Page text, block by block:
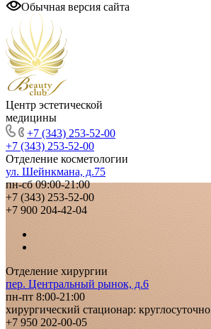
Обычная версия сайта
Центр эстетической
медицины
+7 (343) 253-52-00
+7 (343) 253-52-00
Отделение косметологии
ул. Шейнкмана, д.75
пн-сб 09:00-21:00
+7 (343) 253-52-00
+7 900 204-42-04
Отделение хирургии
пер. Центральный рынок, д.6
пн-пт 8:00-21:00
хирургический стационар: круглосуточно
+7 950 202-00-05